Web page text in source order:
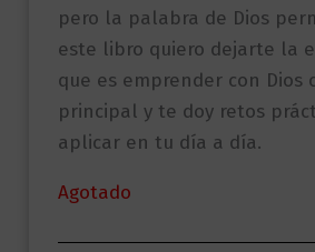
pero la palabra de Dios
este libro quiero dejarte la
que es emprender con Dios
principal y te doy retos
aplicar en tu día a día.
Agotado